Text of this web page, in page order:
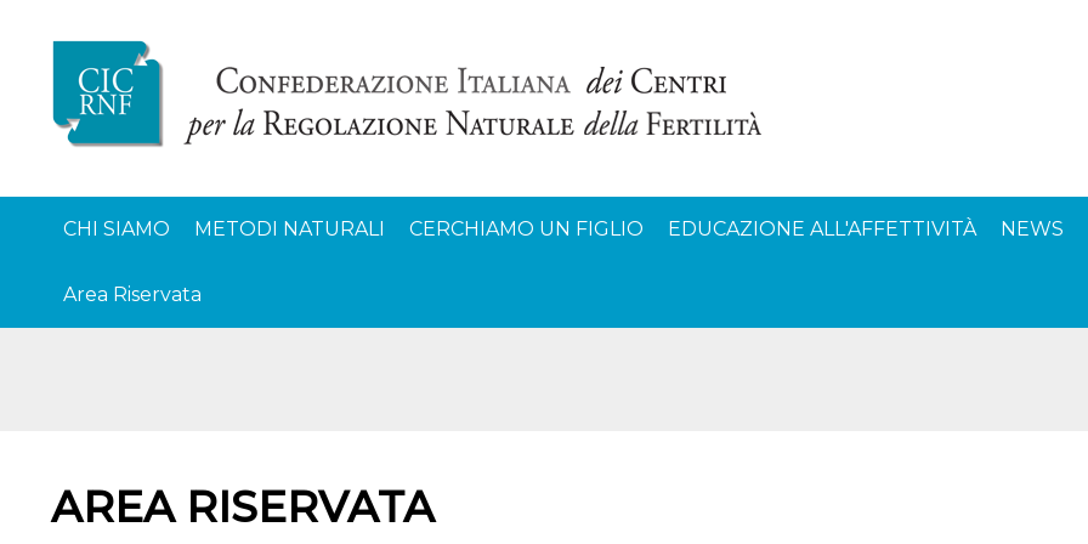
CHI SIAMO METODI NATURALI CERCHIAMO UN FIGLIO EDUCAZIONE ALL'AFFETTIVITÀ NEWS
Area Riservata
AREA RISERVATA